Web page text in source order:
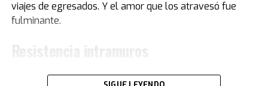
historia estuvo presente en Buenos Aires.
Cebollitas, pasando por mítico año 86 y llegando hasta
viajes de egresados. Y el amor que los atravesó fue
fulminante.
Fernando cuenta que con su compañero y hermano de